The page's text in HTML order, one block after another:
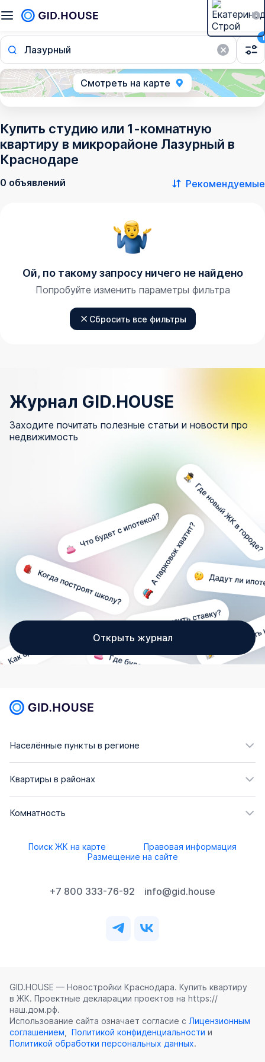
Лазурный
1
Смотреть на карте
Купить студию или 1-комнатную
квартиру в микрорайоне Лазурный в
Краснодаре
0 объявлений Рекомендуемые
Ой, по такому запросу ничего не найдено
Попробуйте изменить параметры фильтра
Сбросить все фильтры
Журнал GID.HOUSE
Заходите почитать полезные статьи и новости про
недвижимость
Открыть журнал
Населённые пункты в регионе
Квартиры в районах
Комнатность
Поиск ЖК на карте
Правовая информация
Размещение на сайте
+7 800 333-76-92 info@gid.house
GID.HOUSE — Новостройки Краснодара. Купить квартиру
в ЖК. Проектные декларации проектов на https://
наш.дом.рф.
Использование сайта означает согласие с Лицензионным
соглашением
Политикой конфиденциальности и
Политикой обработки персональных данных.